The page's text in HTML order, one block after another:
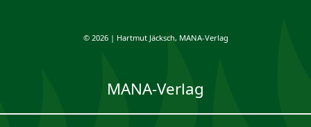
© 2026 | Hartmut Jäcksch, MANA-Verlag
MANA-Verlag